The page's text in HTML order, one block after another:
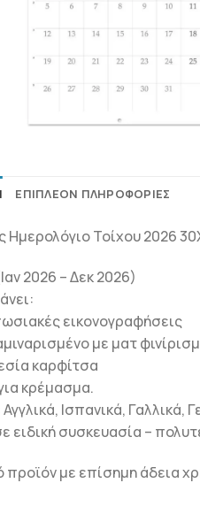
ΕΠΙΠΛΈΟΝ ΠΛΗΡΟΦΟΡΊΕΣ
Ημερολόγιο Τοίχου 2026
2026 – Δεκ 2026)
εικονογραφήσεις
με ματ
καρφίτσα
κρέμασμα.
Ισπανικά, Γαλλικά,
ειδική συσκευασία –
προϊόν με επίσημη άδεια